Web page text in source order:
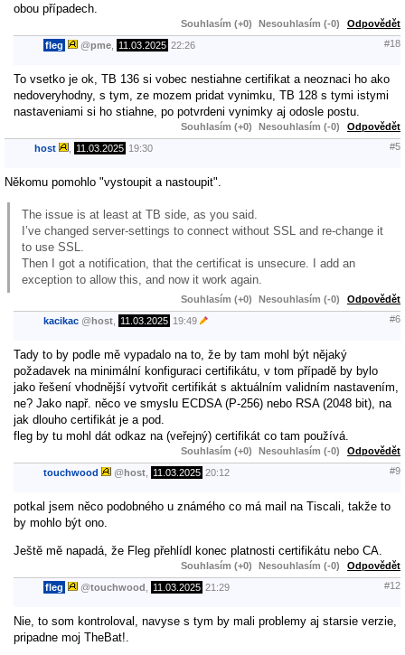
obou případech.
Souhlasím (+0) Nesouhlasím (-0) Odpovědět
fleg @pme 11.03.2025 22:26 #18
To vsetko je ok, TB 136 si vobec nestiahne certifikat a neoznaci ho ako
nedoveryhodny, s tym, ze mozem pridat vynimku, TB 128 s tymi istymi
nastaveniami si ho stiahne, po potvrdeni vynimky aj odosle postu.
Souhlasím (+0) Nesouhlasím (-0) Odpovědět
host 11.03.2025 19:30 #5
Někomu pomohlo "vystoupit a nastoupit".
The issue is at least at TB side, as you said.
I’ve changed server-settings to connect without SSL and re-change it
to use SSL.
Then I got a notification, that the certificat is unsecure. I add an
exception to allow this, and now it work again.
Souhlasím (+0) Nesouhlasím (-0) Odpovědět
kacikac @host 11.03.2025 19:49 #6
Tady to by podle mě vypadalo na to, že by tam mohl být nějaký
požadavek na minimální konfiguraci certifikátu, v tom případě by bylo
jako řešení vhodnější vytvořit certifikát s aktuálním validním nastavením,
ne? Jako např. něco ve smyslu ECDSA (P-256) nebo RSA (2048 bit), na
jak dlouho certifikát je a pod.
fleg by tu mohl dát odkaz na (veřejný) certifikát co tam používá.
Souhlasím (+0) Nesouhlasím (-0) Odpovědět
touchwood @host 11.03.2025 20:12 #9
potkal jsem něco podobného u známého co má mail na Tiscali, takže to
by mohlo být ono.
Ještě mě napadá, že Fleg přehlídl konec platnosti certifikátu nebo CA.
Souhlasím (+0) Nesouhlasím (-0) Odpovědět
fleg @touchwood 11.03.2025 21:29 #12
Nie, to som kontroloval, navyse s tym by mali problemy aj starsie verzie,
pripadne moj TheBat!.